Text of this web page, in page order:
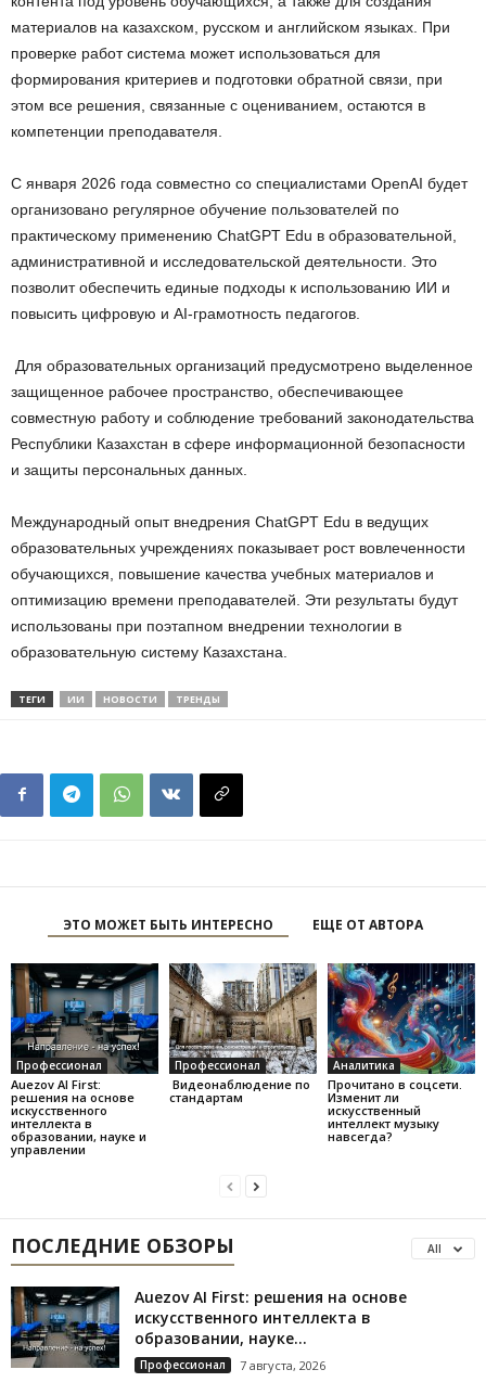
материалов на казахском, русском и английском языках. При
проверке работ система может использоваться для
формирования критериев и подготовки обратной связи, при
этом все решения, связанные с оцениванием, остаются в
компетенции преподавателя.
С января 2026 года совместно со специалистами OpenAI будет
организовано регулярное обучение пользователей по
практическому применению ChatGPT Edu в образовательной,
административной и исследовательской деятельности. Это
позволит обеспечить единые подходы к использованию ИИ и
повысить цифровую и AI-грамотность педагогов.
Для образовательных организаций предусмотрено выделенное
защищенное рабочее пространство, обеспечивающее
совместную работу и соблюдение требований законодательства
Республики Казахстан в сфере информационной безопасности
и защиты персональных данных.
Международный опыт внедрения ChatGPT Edu в ведущих
образовательных учреждениях показывает рост вовлеченности
обучающихся, повышение качества учебных материалов и
оптимизацию времени преподавателей. Эти результаты будут
использованы при поэтапном внедрении технологии в
образовательную систему Казахстана.
ТЕГИ ИИ НОВОСТИ ТРЕНДЫ
ЭТО МОЖЕТ БЫТЬ ИНТЕРЕСНО ЕЩЕ ОТ АВТОРА
Профессионал
Auezov AI First:
решения на основе
искусственного
интеллекта в
образовании, науке и
управлении
Профессионал
Видеонаблюдение по
стандартам
Аналитика
Прочитано в соцсети.
Изменит ли
искусственный
интеллект музыку
навсегда?
ПОСЛЕДНИЕ ОБЗОРЫ All
Auezov AI First: решения на основе
искусственного интеллекта в
образовании, науке...
Профессионал 7 августа, 2026